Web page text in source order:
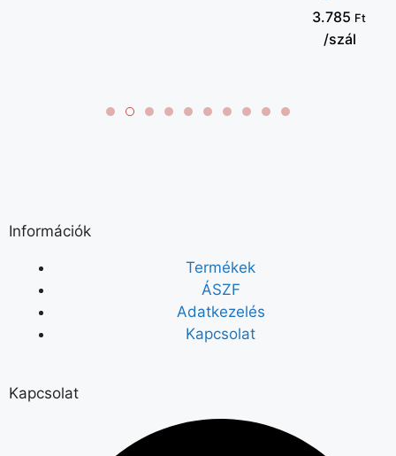
3.785Ft
/szál
Információk
Termékek
ÁSZF
Adatkezelés
Kapcsolat
Kapcsolat